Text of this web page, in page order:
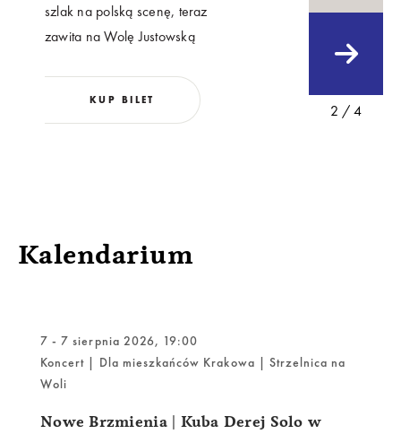
2 / 4
szlak na polską scenę, teraz
zawita na Wolę Justowską
KUP BILET
Kalendarium
7 - 7 sierpnia 2026, 19:00
Koncert | Dla mieszkańców Krakowa | Strzelnica na
Woli
Nowe Brzmienia | Kuba Derej Solo w